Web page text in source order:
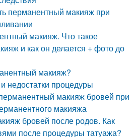
перманентный макияж при
макияж. Что такое
и как он делается + фото до
макияж?
недостатки процедуры
макияж бровей при
макияжа
бровей после родов. Как
после процедуры татуажа?